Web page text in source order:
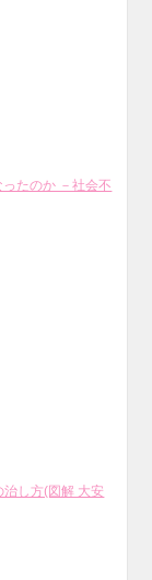
たのか －社会不
し方(図解 大安